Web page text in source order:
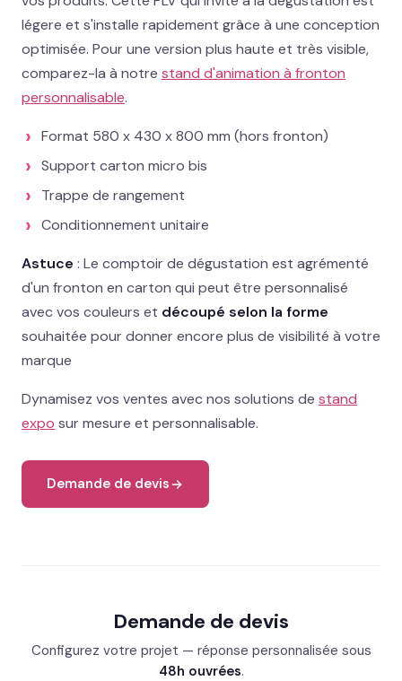
02 78 77 53 93
légere et s'installe rapidement grâce à une conception
optimisée. Pour une version plus haute et très visible,
comparez-la à notre stand d'animation à fronton
personnalisable.
Format 580 x 430 x 800 mm (hors fronton)
Support carton micro bis
Trappe de rangement
Conditionnement unitaire
Astuce : Le comptoir de dégustation est agrémenté
d'un fronton en carton qui peut être personnalisé
avec vos couleurs et découpé selon la forme
souhaitée pour donner encore plus de visibilité à votre
marque
Dynamisez vos ventes avec nos solutions de stand
expo sur mesure et personnalisable.
Demande de devis
Demande de devis
Configurez votre projet — réponse personnalisée sous
48h ouvrées.